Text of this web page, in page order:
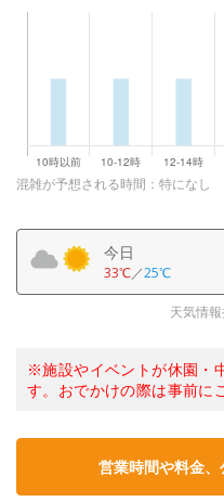
混雑が予想される時間：特になし
今日
33℃／25℃
天気情
※施設やイベントが休園・
す。おでかけの際は事前に
営業時間や料金